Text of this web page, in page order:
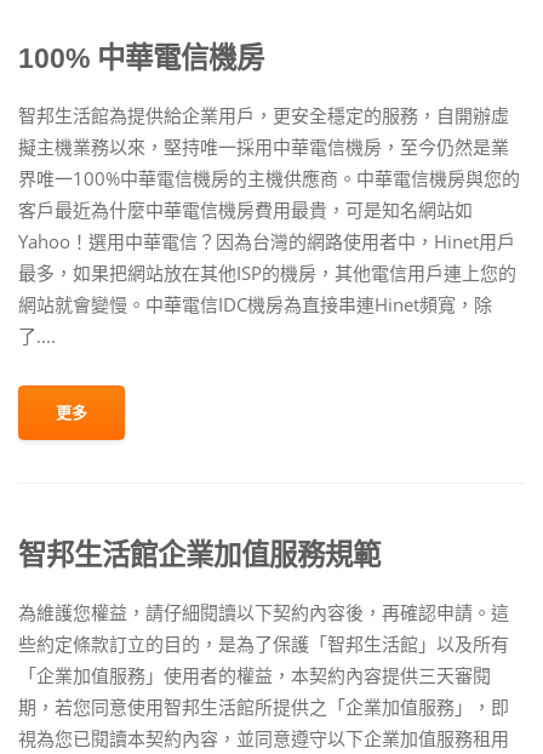
100% 中華電信機房
智邦生活館為提供給企業用戶，更安全穩定的服務，自開辦虛
擬主機業務以來，堅持唯一採用中華電信機房，至今仍然是業
界唯一100%中華電信機房的主機供應商。中華電信機房與您的
客戶最近為什麼中華電信機房費用最貴，可是知名網站如
Yahoo！選用中華電信？因為台灣的網路使用者中，Hinet用戶
最多，如果把網站放在其他ISP的機房，其他電信用戶連上您的
網站就會變慢。中華電信IDC機房為直接串連Hinet頻寬，除
了....
更多
智邦生活館企業加值服務規範
為維護您權益，請仔細閱讀以下契約內容後，再確認申請。這
些約定條款訂立的目的，是為了保護「智邦生活館」以及所有
「企業加值服務」使用者的權益，本契約內容提供三天審閱
期，若您同意使用智邦生活館所提供之「企業加值服務」，即
視為您已閱讀本契約內容，並同意遵守以下企業加值服務租用